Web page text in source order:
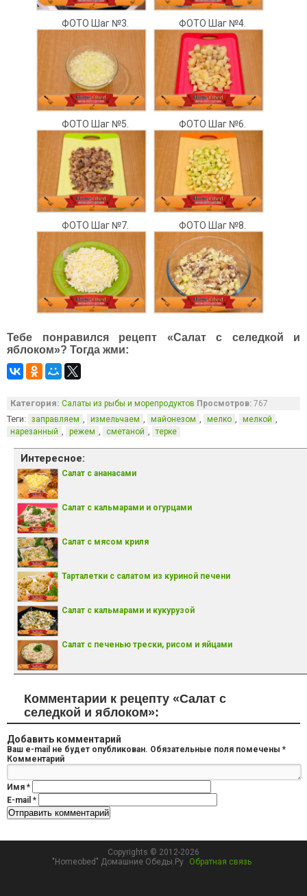
ФОТО Шаг №3. ФОТО Шаг №4.
ФОТО Шаг №5. ФОТО Шаг №6.
ФОТО Шаг №7. ФОТО Шаг №8.
Тебе понравился рецепт «Салат с селедкой и
яблоком»? Тогда жми:
Категория: Салаты из рыбы и морепродуктов Просмотров: 767
Теги: заправляем , измельчаем , майонезом , мелко , мелкой ,
нарезанный , режем , сметаной , терке
Интересное:
Салат с ананасами
Салат с кальмарами и огурцами
Салат с мясом криля
Тарталетки с салатом из куриной печени
Салат с кальмарами и кукурузой
Салат с печенью трески, рисом и яйцами
Комментарии к рецепту «Салат с
селедкой и яблоком»:
Добавить комментарий
Ваш e-mail не будет опубликован. Обязательные поля помечены *
Комментарий
Имя *
E-mail *
Copyrights © 2012-2026
"Homeobed" Домашние Обеды.Ру
Обратная связь